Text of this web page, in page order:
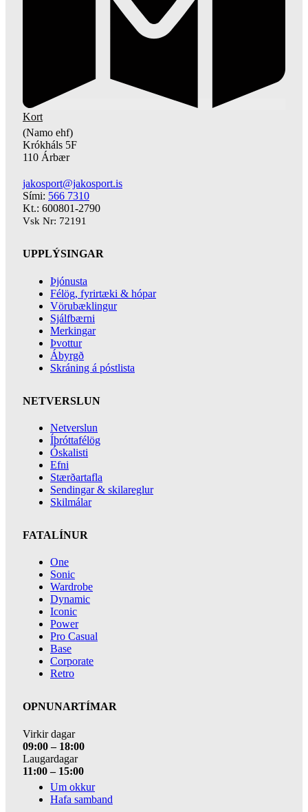
Kort
(Namo ehf)
Krókháls 5F
110 Árbær
jakosport@jakosport.is
Sími: 566 7310
Kt.: 600801-2790
Vsk Nr: 72191
UPPLÝSINGAR
Þjónusta
Félög, fyrirtæki & hópar
Vörubæklingur
Sjálfbærni
Merkingar
Þvottur
Ábyrgð
Skráning á póstlista
NETVERSLUN
Netverslun
Íþróttafélög
Óskalisti
Efni
Stærðartafla
Sendingar & skilareglur
Skilmálar
FATALÍNUR
One
Sonic
Wardrobe
Dynamic
Iconic
Power
Pro Casual
Base
Corporate
Retro
OPNUNARTÍMAR
Virkir dagar
09:00 – 18:00
Laugardagar
11:00 – 15:00
Um okkur
Hafa samband